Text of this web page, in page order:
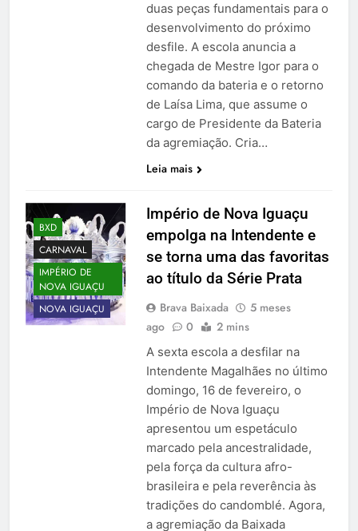
duas peças fundamentais para o
desenvolvimento do próximo
desfile. A escola anuncia a
chegada de Mestre Igor para o
comando da bateria e o retorno
de Laísa Lima, que assume o
cargo de Presidente da Bateria
da agremiação. Cria…
Leia mais
BXD
CARNAVAL
IMPÉRIO DE
NOVA IGUAÇU
NOVA IGUAÇU
Império de Nova Iguaçu
empolga na Intendente e
se torna uma das favoritas
ao título da Série Prata
Brava Baixada
5 meses
ago
0 2 mins
A sexta escola a desfilar na
Intendente Magalhães no último
domingo, 16 de fevereiro, o
Império de Nova Iguaçu
apresentou um espetáculo
marcado pela ancestralidade,
pela força da cultura afro-
brasileira e pela reverência às
tradições do candomblé. Agora,
a agremiação da Baixada